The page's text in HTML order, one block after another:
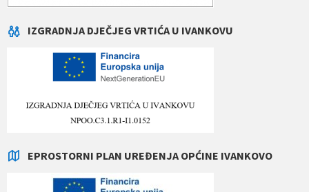
IZGRADNJA DJEČJEG VRTIĆA U IVANKOVU
EPROSTORNI PLAN UREĐENJA OPĆINE IVANKOVO